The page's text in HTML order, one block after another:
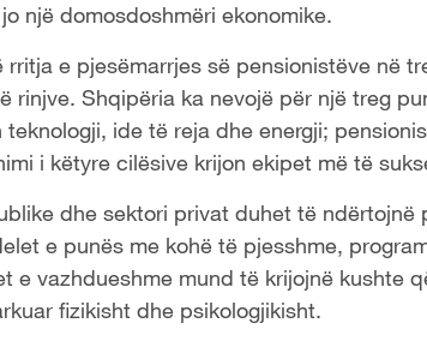
një domosdoshmëri ekonomike.
e pjesëmarrjes së pensionistëve në
rinjve. Shqipëria ka nevojë për një treg
teknologji, ide të reja dhe energji;
i këtyre cilësive krijon ekipet më të
dhe sektori privat duhet të ndërtojnë
e punës me kohë të pjesshme,
e vazhdueshme mund të krijojnë kushte
fizikisht dhe psikologjikisht.